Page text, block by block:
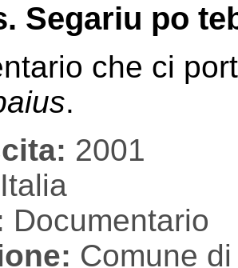
Segariu po
che ci
.
2001
Italia
Documentario
Comune